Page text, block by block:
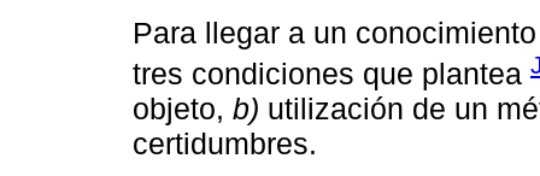
Para llegar a un
tres condiciones que plantea
objeto, b) utilización de un
certidumbres.